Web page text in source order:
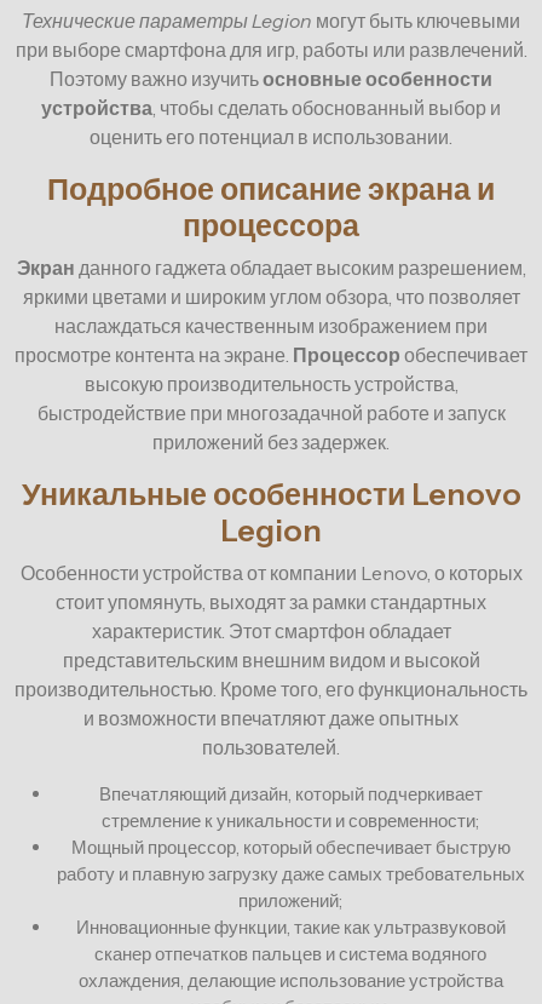
Технические параметры Legion могут быть ключевыми
при выборе смартфона для игр, работы или развлечений.
Поэтому важно изучитьосновные особенности
устройства, чтобы сделать обоснованный выбор и
оценить его потенциал в использовании.
Подробное описание экрана и
процессора
Экран данного гаджета обладает высоким разрешением,
яркими цветами и широким углом обзора, что позволяет
наслаждаться качественным изображением при
просмотре контента на экране. Процессор обеспечивает
высокую производительность устройства,
быстродействие при многозадачной работе и запуск
приложений без задержек.
Уникальные особенности Lenovo
Legion
Особенности устройства от компании Lenovo, о которых
стоит упомянуть, выходят за рамки стандартных
характеристик. Этот смартфон обладает
представительским внешним видом и высокой
производительностью. Кроме того, его функциональность
и возможности впечатляют даже опытных
пользователей.
Впечатляющий дизайн, который подчеркивает
стремление к уникальности и современности;
Мощный процессор, который обеспечивает быструю
работу и плавную загрузку даже самых требовательных
приложений;
Инновационные функции, такие как ультразвуковой
сканер отпечатков пальцев и система водяного
охлаждения, делающие использование устройства